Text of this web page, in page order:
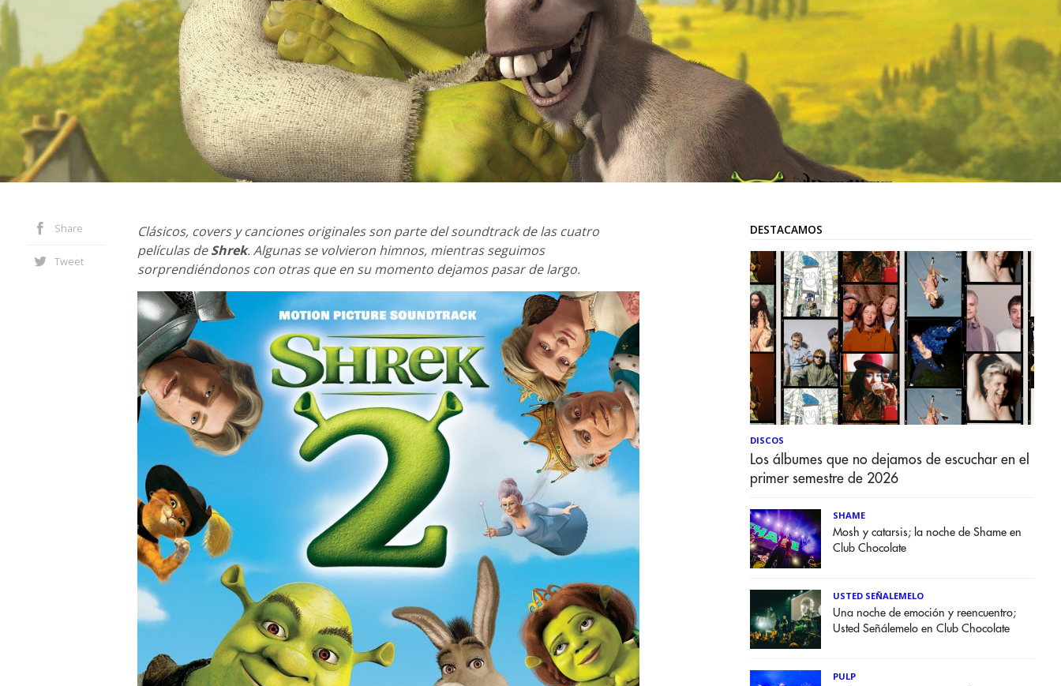
Share
Tweet
Clásicos, covers y canciones originales son parte del soundtrack de las cuatro
películas deShrek. Algunas se volvieron himnos, mientras seguimos
sorprendiéndonos con otras que en su momento dejamos pasar de largo.
DESTACAMOS
DISCOS
Los álbumes que no dejamos de escuchar en el
primer semestre de 2026
SHAME
Mosh y catarsis; la noche de Shame en
Club Chocolate
USTED SEÑALEMELO
Una noche de emoción y reencuentro;
Usted Señálemelo en Club Chocolate
PULP